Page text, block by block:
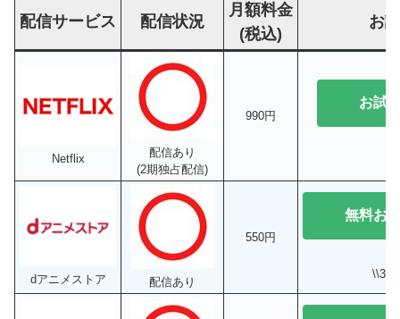
配信サービス 配信状況
月額料金
(税込)
お
Netflix
配信あり
(2期独占配信)
990円
お試
dアニメストア 配信あり
550円
無料お
\\31